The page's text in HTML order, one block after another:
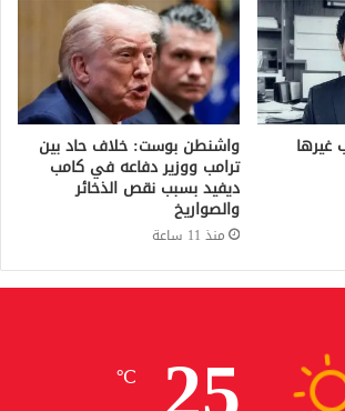
واشنطن بوست: خلاف حاد بين
ترامب ووزير دفاعه في كامب
ديفيد بسبب نقص الذخائر
والصواريخ
منذ 11 ساعة
℃